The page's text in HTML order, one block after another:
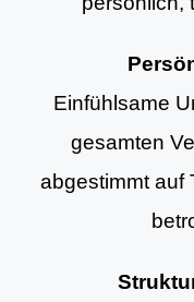
Einfühlsame
gesamten
abgestimmt auf